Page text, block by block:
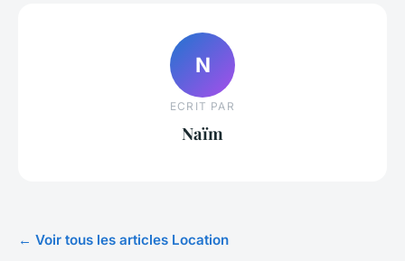
N
ECRIT PAR
Naïm
← Voir tous les articles Location